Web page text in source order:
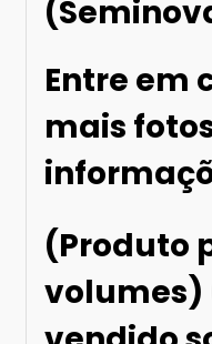
Entre em
mais
(Produto
volumes)